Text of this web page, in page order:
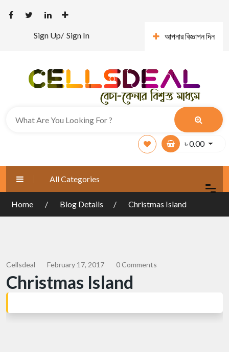
Sign Up/ Sign In আপনার বিজ্ঞাপন দিন
৳0.00
All Categories
Home Blog Details Christmas Island
Cellsdeal February 17, 2017 0 Comments
Christmas Island